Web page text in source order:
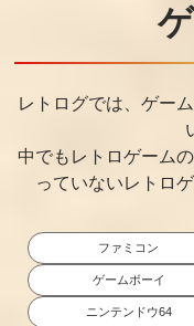
レトログでは、ゲー
中でもレトロゲーム
っていないレトロ
ファミコン
ゲームボーイ
ニンテンドウ64